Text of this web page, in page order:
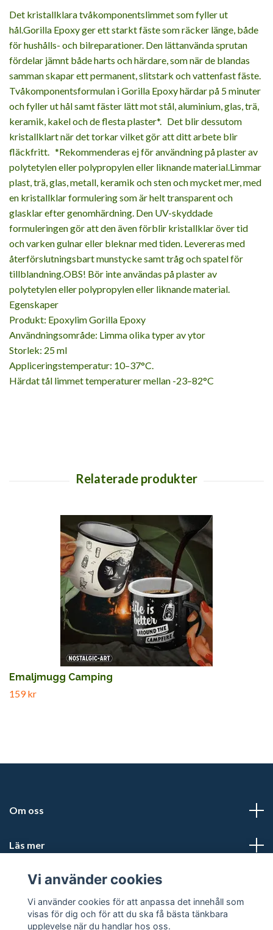
Det kristallklara tvåkomponentslimmet som fyller ut
hål.Gorilla Epoxy ger ett starkt fäste som räcker länge, både
för hushålls- och bilreparationer. Den lättanvända sprutan
fördelar jämnt både harts och härdare, som när de blandas
samman skapar ett permanent, slitstark och vattenfast fäste.
Tvåkomponentsformulan i Gorilla Epoxy härdar på 5 minuter
och fyller ut hål samt fäster lätt mot stål, aluminium, glas, trä,
keramik, kakel och de flesta plaster*. Det blir dessutom
kristallklart när det torkar vilket gör att ditt arbete blir
fläckfritt. *Rekommenderas ej för användning på plaster av
polytetylen eller polypropylen eller liknande material.Limmar
plast, trä, glas, metall, keramik och sten och mycket mer, med
en kristallklar formulering som är helt transparent och
glasklar efter genomhärdning. Den UV-skyddade
formuleringen gör att den även förblir kristallklar över tid
och varken gulnar eller bleknar med tiden. Levereras med
återförslutningsbart munstycke samt tråg och spatel för
tillblandning.OBS! Bör inte användas på plaster av
polytetylen eller polypropylen eller liknande material.
Egenskaper
Produkt: Epoxylim Gorilla Epoxy
Användningsområde: Limma olika typer av ytor
Storlek: 25 ml
Appliceringstemperatur: 10–37°C.
Härdat tål limmet temperaturer mellan -23–82°C
Emaljmugg Camping
159 kr
Om oss
Läs mer
Sociala medier
Vi använder cookies
Vi använder cookies för att anpassa det innehåll som
visas för dig och för att du ska få bästa tänkbara
upplevelse när du handlar hos oss.